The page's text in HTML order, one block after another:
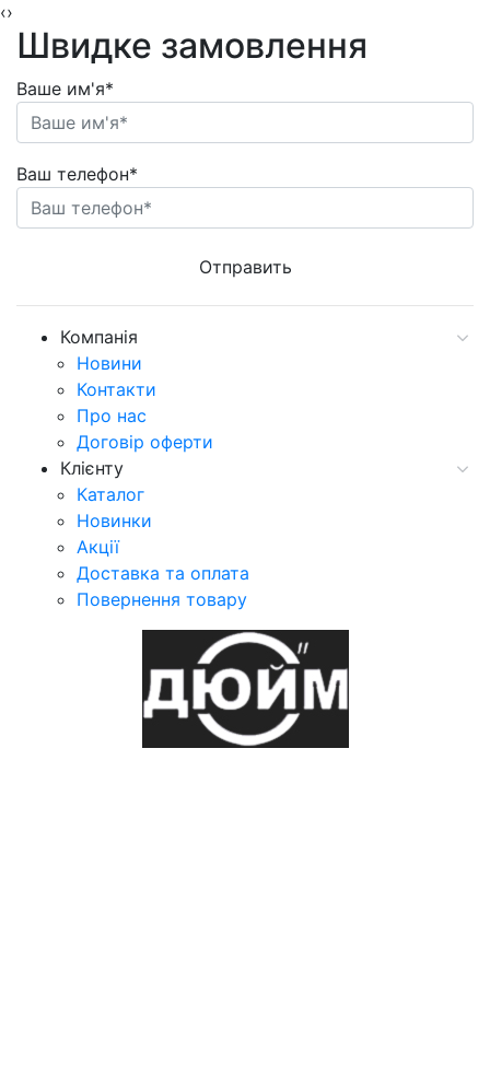
‹›
Швидке замовлення
Ваше им'я*
Ваш телефон*
Компанія
Новини
Контакти
Про нас
Договір оферти
Клієнту
Каталог
Новинки
Акції
Доставка та оплата
Повернення товару